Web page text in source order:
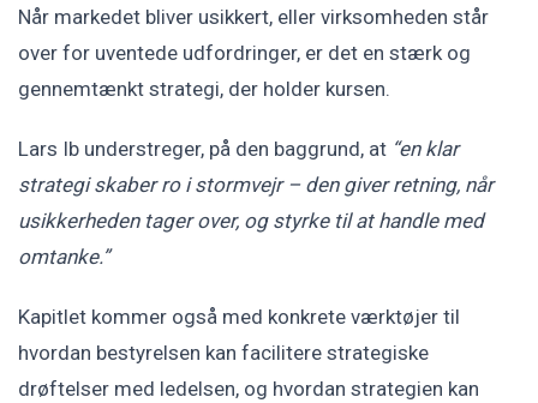
Når markedet bliver usikkert, eller virksomheden står
over for uventede udfordringer, er det en stærk og
gennemtænkt strategi, der holder kursen.
Lars Ib understreger, på den baggrund, at “en klar
strategi skaber ro i stormvejr – den giver retning, når
usikkerheden tager over, og styrke til at handle med
omtanke.”
Kapitlet kommer også med konkrete værktøjer til
hvordan bestyrelsen kan facilitere strategiske
drøftelser med ledelsen, og hvordan strategien kan